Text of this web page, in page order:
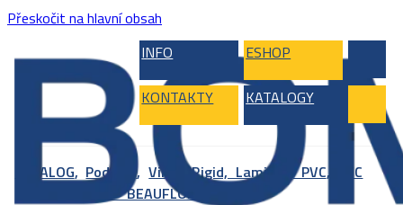
Přeskočit na hlavní obsah
INFO
ESHOP
KONTAKTY KATALOGY
KATALOG, Podlahy,Vinyl, Rigid, Laminát, PVC,
PVC
PVC – BEAUFLOR